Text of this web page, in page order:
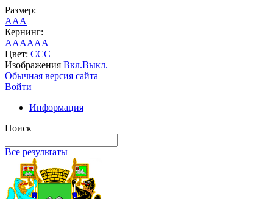
Размер:
AAA
Кернинг:
AAAAAA
Цвет: CCC
Изображения Вкл.Выкл.
Обычная версия сайта
Войти
Информация
Поиск
Все результаты